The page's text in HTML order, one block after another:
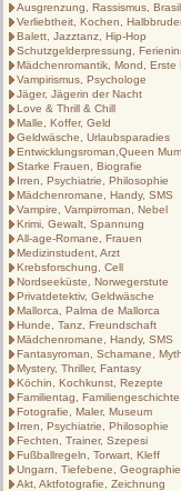
Ausgrenzung, Rassismus,
Verliebtheit, Kochen,
Balett, Jazztanz, Hip-Hop
Schutzgelderpressung,
Mädchenromantik, Mond, Erste
Vampirismus, Psychologe
Jäger, Jägerin der Nacht
Love & Thrill & Chill
Malle, Koffer, Geld
Geldwäsche, Urlaubsparadies
Entwicklungsroman,Queen
Starke Frauen, Biografie
Irren, Psychiatrie, Philosophie
Mädchenromane, Handy, SMS
Vampire, Vampirroman, Nebel
Krimi, Gewalt, Spannung
All-age-Romane, Frauen
Medizinstudent, Arzt
Krebsforschung, Cell
Nordseeküste, Norwegerstute
Privatdetektiv, Geldwäsche
Mallorca, Palma de Mallorca
Hunde, Tanz, Freundschaft
Mädchenromane, Handy, SMS
Fantasyroman, Schamane,
Mystery, Thriller, Fantasy
Köchin, Kochkunst, Rezepte
Familientag, Familiengeschichte
Fotografie, Maler, Museum
Irren, Psychiatrie, Philosophie
Fechten, Trainer, Szepesi
Fußballregeln, Torwart, Kleff
Ungarn, Tiefebene, Geographie
Akt, Aktfotografie, Zeichnung